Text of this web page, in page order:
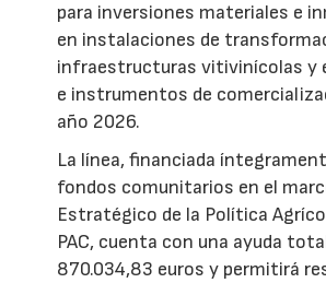
para inversiones materiales e
en instalaciones de
infraestructuras vitivinícolas y
e instrumentos de
año 2026.
La línea, financiada
fondos comunitarios en el
Estratégico de la Política
PAC, cuenta con una ayuda
870.034,83 euros y permitirá